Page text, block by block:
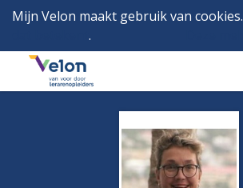
Mijn Velon maakt gebruik van cookies.
.
Menu